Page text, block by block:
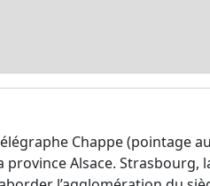
Chappe (pointage
Alsace. Strasbourg,